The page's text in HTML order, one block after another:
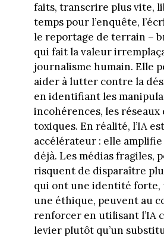
faits, transcrire plus vite,
temps pour l’enquête,
le reportage de terrain –
qui fait la valeur
journalisme humain. Elle
aider à lutter contre la
en identifiant les
incohérences, les
toxiques. En réalité, l’IA
accélérateur : elle
déjà. Les médias fragiles,
risquent de disparaître
qui ont une identité forte,
une éthique, peuvent au
renforcer en utilisant l’IA
levier plutôt qu’un